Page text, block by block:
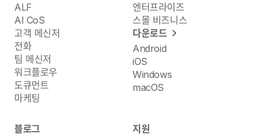
ALF
AI CoS
고객 메신저
전화
팀 메신저
워크플로우
도큐먼트
마케팅
엔터프라이즈
스몰 비즈니스
다운로드
Android
iOS
Windows
macOS
블로그
지원